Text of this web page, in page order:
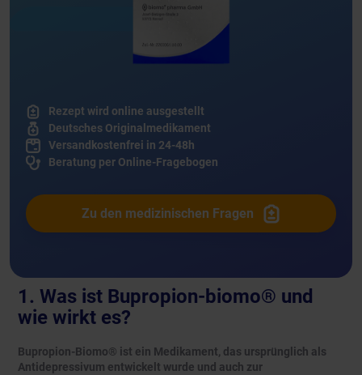
1. Was ist Bupropion-biomo® und
wie wirkt es?
Bupropion-Biomo® ist ein Medikament, das ursprünglich als
Antidepressivum entwickelt wurde und auch zur
Rezept wird online ausgestellt
Deutsches Originalmedikament
Versandkostenfrei in 24-48h
Beratung per Online-Fragebogen
Zu den medizinischen Fragen